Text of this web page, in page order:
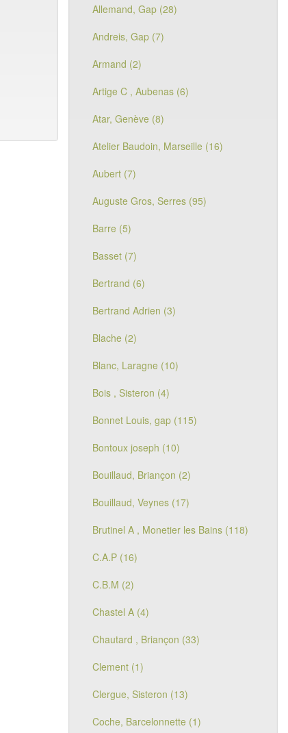
Allemand, Gap (28)
Andreis, Gap (7)
Armand (2)
Artige C , Aubenas (6)
Atar, Genève (8)
Atelier Baudoin, Marseille (16)
Aubert (7)
Auguste Gros, Serres (95)
Barre (5)
Basset (7)
Bertrand (6)
Bertrand Adrien (3)
Blache (2)
Blanc, Laragne (10)
Bois , Sisteron (4)
Bonnet Louis, gap (115)
Bontoux joseph (10)
Bouillaud, Briançon (2)
Bouillaud, Veynes (17)
Brutinel A , Monetier les Bains (118)
C.A.P (16)
C.B.M (2)
Chastel A (4)
Chautard , Briançon (33)
Clement (1)
Clergue, Sisteron (13)
Coche, Barcelonnette (1)